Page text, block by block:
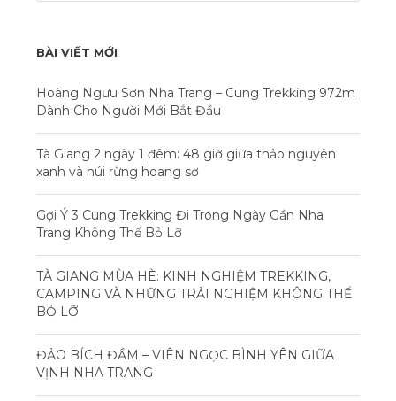
BÀI VIẾT MỚI
Hoàng Ngưu Sơn Nha Trang – Cung Trekking 972m
Dành Cho Người Mới Bắt Đầu
Tà Giang 2 ngày 1 đêm: 48 giờ giữa thảo nguyên
xanh và núi rừng hoang sơ
Gợi Ý 3 Cung Trekking Đi Trong Ngày Gần Nha
Trang Không Thể Bỏ Lỡ
TÀ GIANG MÙA HÈ: KINH NGHIỆM TREKKING,
CAMPING VÀ NHỮNG TRẢI NGHIỆM KHÔNG THỂ
BỎ LỠ
ĐẢO BÍCH ĐẦM – VIÊN NGỌC BÌNH YÊN GIỮA
VỊNH NHA TRANG